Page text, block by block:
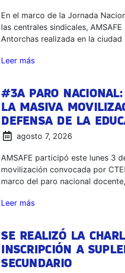
En el marco de la Jornada
las centrales sindicales,
Antorchas realizada en la ciudad
Leer más
#3A PARO
LA MASIVA
DEFENSA DE LA
agosto 7, 2026
AMSAFE participó este lunes 3
movilización convocada por
marco del paro nacional
Leer más
SE REALIZÓ LA
INSCRIPCIÓN A
SECUNDARIO